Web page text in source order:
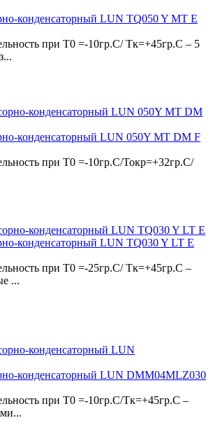
конденсаторный LUN TQ050 Y MT Е
при Т0 =-10гр.С/ Тк=+45гр.С – 5
конденсаторный LUN 050Y MT DM F
при Т0 =-10гр.С/Токр=+32гр.С/
конденсаторный LUN TQ030 Y LT E
при Т0 =-25гр.С/ Тк=+45гр.С –
...
конденсаторный LUN DMM04MLZ030
при Т0 =-10гр.С/Тк=+45гр.С –